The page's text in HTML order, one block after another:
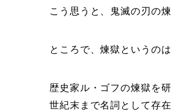
こう思うと、鬼滅の刃の
ところで、煉獄というの
歴史家ル・ゴフの煉獄を
世紀末まで名詞として存